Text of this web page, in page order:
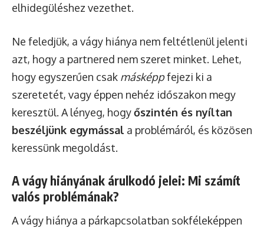
elhidegüléshez vezethet.
Ne feledjük, a vágy hiánya nem feltétlenül jelenti
azt, hogy a partnered nem szeret minket. Lehet,
hogy egyszerűen csak másképpfejezi ki a
szeretetét, vagy éppen nehéz időszakon megy
keresztül. A lényeg, hogyőszintén és nyíltan
beszéljünk egymással a problémáról, és közösen
keressünk megoldást.
A vágy hiányának árulkodó jelei: Mi számít
valós problémának?
A vágy hiánya a párkapcsolatban sokféleképpen